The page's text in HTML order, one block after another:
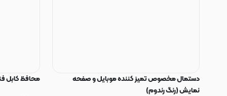
دستمال مخصوص تمیز کننده موبایل و صفحه
نمایش (رنگ رندوم)
محافظ کابل فنری